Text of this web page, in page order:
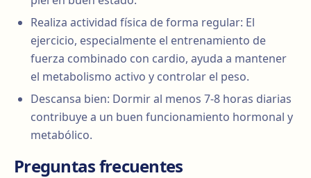
Realiza actividad física de forma regular: El
ejercicio, especialmente el entrenamiento de
fuerza combinado con cardio, ayuda a mantener
el metabolismo activo y controlar el peso.
Descansa bien: Dormir al menos 7-8 horas diarias
contribuye a un buen funcionamiento hormonal y
metabólico.
Preguntas frecuentes